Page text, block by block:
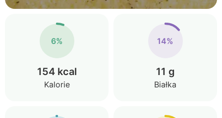
6%
154 kcal
Kalorie
14%
11 g
Białka